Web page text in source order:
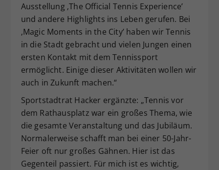
Ausstellung ‚The Official Tennis Experience’
und andere Highlights ins Leben gerufen. Bei
‚Magic Moments in the City’ haben wir Tennis
in die Stadt gebracht und vielen Jungen einen
ersten Kontakt mit dem Tennissport
ermöglicht. Einige dieser Aktivitäten wollen wir
auch in Zukunft machen.“
Sportstadtrat Hacker ergänzte: „Tennis vor
dem Rathausplatz war ein großes Thema, wie
die gesamte Veranstaltung und das Jubiläum.
Normalerweise schafft man bei einer 50-Jahr-
Feier oft nur großes Gähnen. Hier ist das
Gegenteil passiert. Für mich ist es wichtig,